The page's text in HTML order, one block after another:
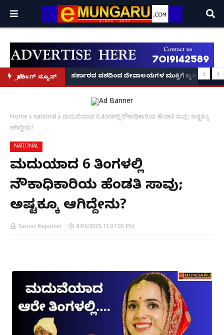
ಬ್ರೇಕಿಂಗ್ ನ್ಯೂಸ್
ಆರಂಭ' – ಸಚಿವ ಯು.ಟಿ. ಖಾದರ್ ಅಭಯ!ಸರ್ಕಾರದ ವಶದಿಂದ ದೇವಾಲಯಗಳ ಮುಕ್ತಿಗೆ ಬೃಹತ್
Home national
ಮದುವೆಯಾದ 6 ತಿಂಗಳಲ್ಲಿ ನೌಕಾಧಿಕಾರಿಯ ಹೆಂಡತಿ ಸಾವು; ಅಷ್ಟಕ್ಕೂ
ಆಗಿದ್ದೇನು?
NATIONAL
ಮದುವೆಯಾದ 6 ತಿಂಗಳಲ್ಲಿ
ನೌಕಾಧಿಕಾರಿಯ ಹೆಂಡತಿ ಸಾವು;
ಅಷ್ಟಕ್ಕೂ ಆಗಿದ್ದೇನು?
Senior Reporter 8/06/2025 11:07:00 PM